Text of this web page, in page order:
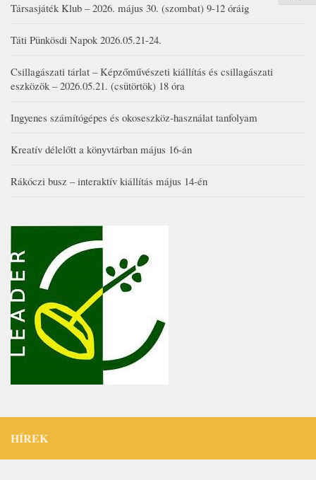
Társasjáték Klub – 2026. május 30. (szombat) 9-12 óráig
Táti Pünkösdi Napok 2026.05.21-24.
Csillagászati tárlat – Képzőművészeti kiállítás és csillagászati
eszközök – 2026.05.21. (csütörtök) 18 óra
Ingyenes számítógépes és okoseszköz-használat tanfolyam
Kreatív délelőtt a könyvtárban május 16-án
Rákóczi busz – interaktív kiállítás május 14-én
HÍREK